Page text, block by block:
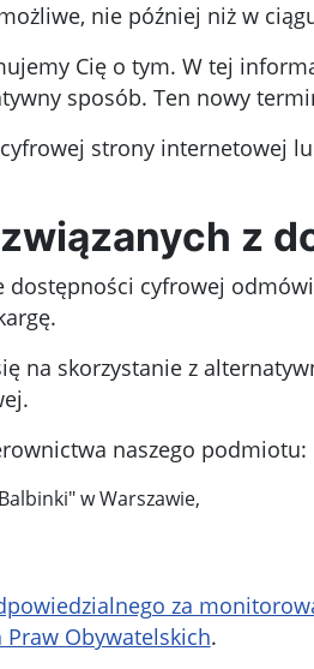
nie później niż w
Cię o tym. W tej
sposób. Ten nowy
strony internetowej
z
cyfrowej
na skorzystanie z
naszego podmiotu:
w Warszawie,
za
Praw Obywatelskich.